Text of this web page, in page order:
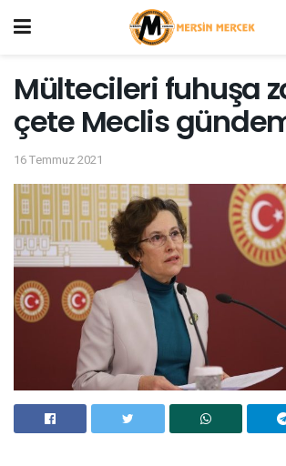
Mültecileri fuhuşa
çete Meclis
16 Temmuz 2021